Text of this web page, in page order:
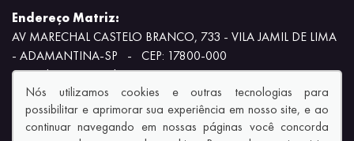
Endereço Matriz:
AV MARECHAL CASTELO BRANCO, 733 - VILA JAMIL DE LIMA
- ADAMANTINA-SP
-
CEP: 17800-000
Aviso de Texto Legal
Nós utilizamos cookies e outras tecnologias para
possibilitar e aprimorar sua experiência em nosso site, e ao
continuar navegando em nossas páginas você concorda